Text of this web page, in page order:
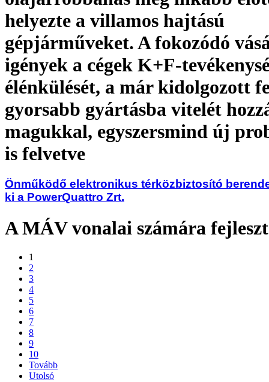
helyezte a villamos hajtású
gépjárműveket. A fokozódó
igények a cégek K+F-
élénkülését, a már kidolgozott
gyorsabb gyártásba vitelét
magukkal, egyszersmind új
is felvetve
Önműködő elektronikus térközbiztosító
ki a PowerQuattro Zrt.
A MÁV vonalai számára
1
2
3
4
5
6
7
8
9
10
Tovább
Utolsó